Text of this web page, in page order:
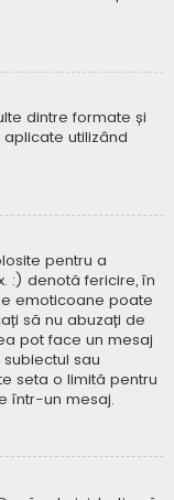
dintre formate și
utilizând
pentru a
:) denotă fericire, în
emoticoane poate
să nu abuzați de
pot face un mesaj
sau
seta o limită pentru
într-un mesaj.